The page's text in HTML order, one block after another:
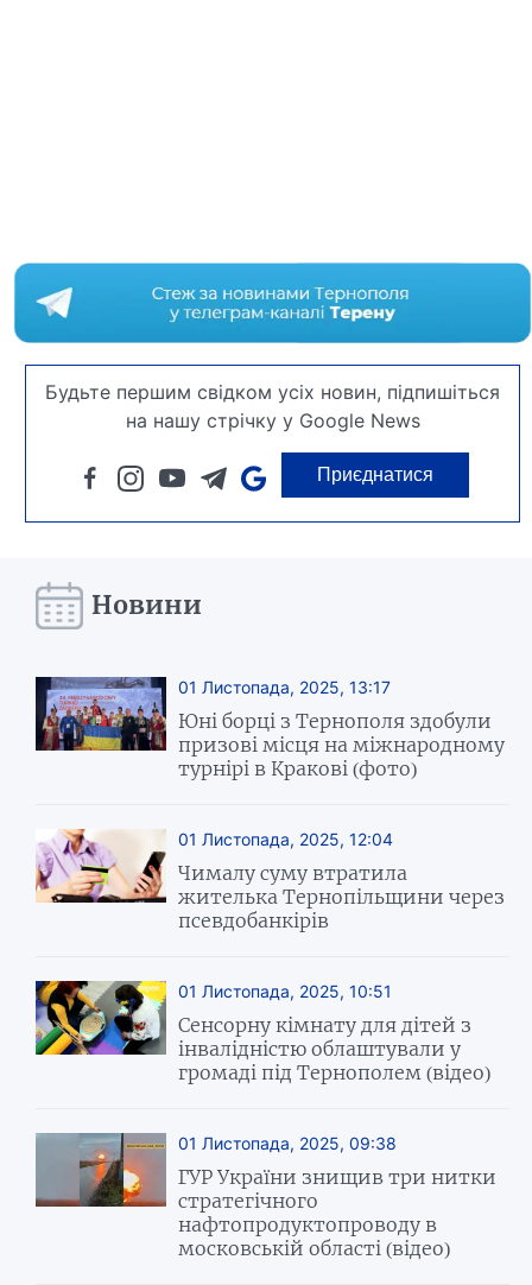
Будьте першим свідком усіх новин, підпишіться
на нашу стрічку у Google News
Приєднатися
Новини
01 Листопада, 2025, 13:17
Юні борці з Тернополя здобули
призові місця на міжнародному
турнірі в Кракові (фото)
01 Листопада, 2025, 12:04
Чималу суму втратила
жителька Тернопільщини через
псевдобанкірів
01 Листопада, 2025, 10:51
Сенсорну кімнату для дітей з
інвалідністю облаштували у
громаді під Тернополем (відео)
01 Листопада, 2025, 09:38
ГУР України знищив три нитки
стратегічного
нафтопродуктопроводу в
московській області (відео)